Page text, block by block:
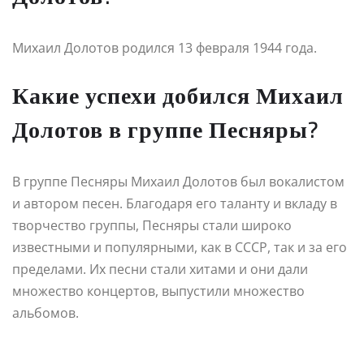
Михаил Долотов родился 13 февраля 1944 года.
Какие успехи добился Михаил
Долотов в группе Песняры?
В группе Песняры Михаил Долотов был вокалистом
и автором песен. Благодаря его таланту и вкладу в
творчество группы, Песняры стали широко
известными и популярными, как в СССР, так и за его
пределами. Их песни стали хитами и они дали
множество концертов, выпустили множество
альбомов.